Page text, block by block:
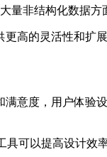
量非结构化数据方
高的灵活性和扩展
意度，用户体验
可以提高设计效率